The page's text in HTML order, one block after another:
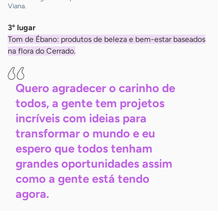
Viana.
3º lugar
Tom de Ébano: produtos de beleza e bem-estar baseados
na flora do Cerrado.
Quero agradecer o carinho de
todos, a gente tem projetos
incríveis com ideias para
transformar o mundo e eu
espero que todos tenham
grandes oportunidades assim
como a gente está tendo
agora.